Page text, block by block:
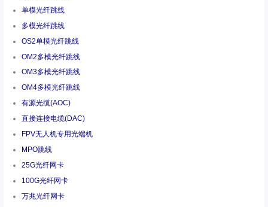
单模光纤跳线
多模光纤跳线
OS2单模光纤跳线
OM2多模光纤跳线
OM3多模光纤跳线
OM4多模光纤跳线
有源光缆(AOC)
直接连接电缆(DAC)
FPV无人机专用光端机
MPO跳线
25G光纤网卡
100G光纤网卡
万兆光纤网卡